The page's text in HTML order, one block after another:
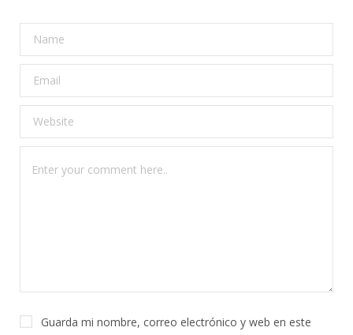
Guarda mi nombre, correo electrónico y web en este